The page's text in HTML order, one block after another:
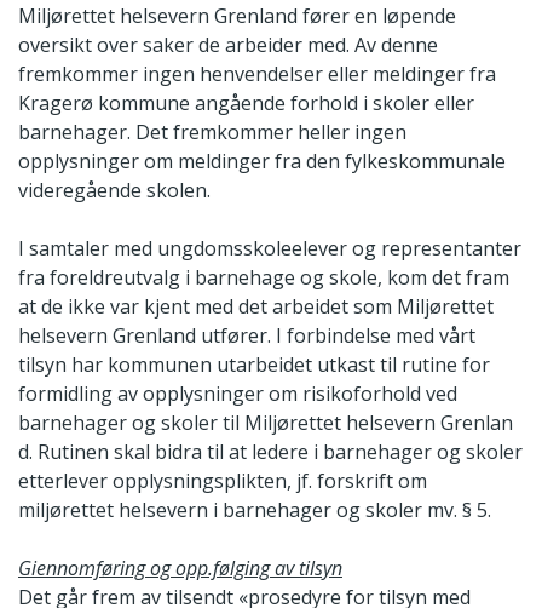
Miljørettet helsevern Grenland fører en løpende
oversikt over saker de arbeider med. Av denne
fremkommer ingen henvendelser eller meldinger fra
Kragerø kommune angående forhold i skoler eller
barnehager. Det fremkommer heller ingen
opplysninger om meldinger fra den fylkeskommunale
videregående skolen.
I samtaler med ungdomsskoleelever og representanter
fra foreldreutvalg i barnehage og skole, kom det fram
at de ikke var kjent med det arbeidet som Miljørettet
helsevern Grenland utfører. I forbindelse med vårt
tilsyn har kommunen utarbeidet utkast til rutine for
formidling av opplysninger om risikoforhold ved
barnehager og skoler til Miljørettet helsevern Grenlan
d. Rutinen skal bidra til at ledere i barnehager og skoler
etterlever opplysningsplikten, jf. forskrift om
miljørettet helsevern i barnehager og skoler mv. § 5.
Giennomføring og opp.følging av tilsyn
Det går frem av tilsendt «prosedyre for tilsyn med